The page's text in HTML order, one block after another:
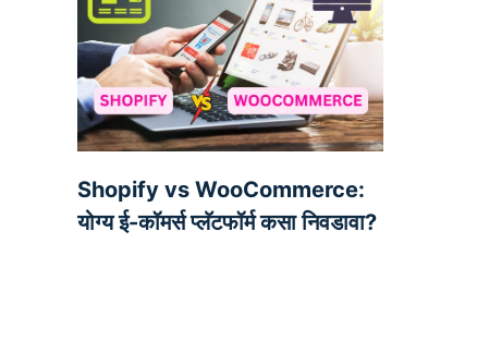
Shopify vs WooCommerce:
योग्य ई-कॉमर्स प्लॅटफॉर्म कसा निवडावा?